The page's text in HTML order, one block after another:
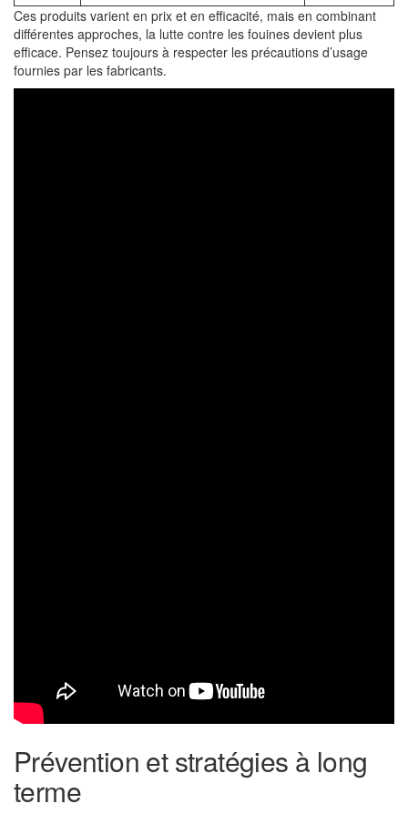
Ces produits varient en prix et en efficacité, mais en combinant
différentes approches, la lutte contre les fouines devient plus
efficace. Pensez toujours à respecter les précautions d’usage
fournies par les fabricants.
Prévention et stratégies à long
terme